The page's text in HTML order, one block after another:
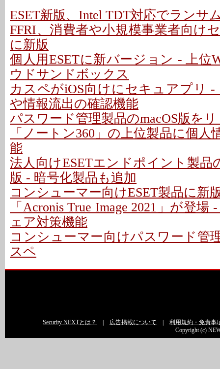
ESET新版、Intel TDT対応でランサ
FFRI、消費者や小規模事業者向け
に新版
個人用ESETに新バージョン - 上位
ウドサンドボックス
カスペがiOS向けにセキュアプリ
や情報流出の確認機能
パスワード管理製品のmacOS版を
「ノートン360」の上位製品に個人
能
法人向けESETエンドポイント製品
版 - 暗号化製品も追加
コンシューマー向けESET製品に新
「Acronis True Image 2021」が登
ェア対策機能
コンシューマー向けパスワード管
スペ
Security NEXTとは？ 広告掲載について
利用規約・免責事
Copyright (c)